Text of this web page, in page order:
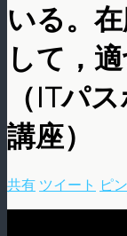
いる。
して，
（ITパ
講座）
共有 ツイート ピン